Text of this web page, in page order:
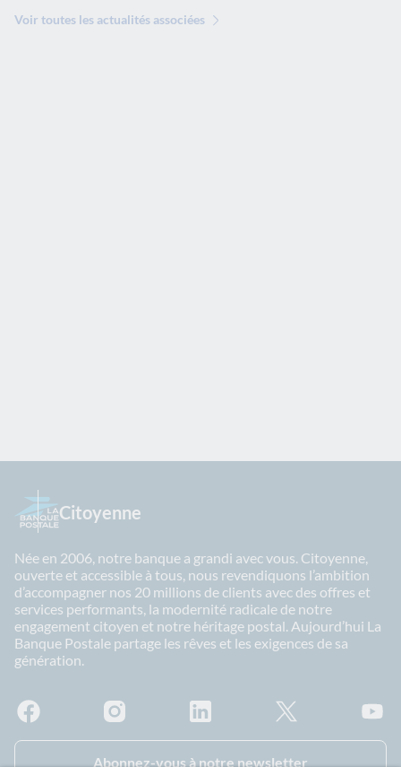
Voir toutes les actualités associées
Citoyenne
Née en 2006, notre banque a grandi avec vous. Citoyenne,
ouverte et accessible à tous, nous revendiquons l’ambition
d’accompagner nos 20 millions de clients avec des offres et
services performants, la modernité radicale de notre
engagement citoyen et notre héritage postal. Aujourd’hui La
Banque Postale partage les rêves et les exigences de sa
génération.
Abonnez-vous à notre newsletter